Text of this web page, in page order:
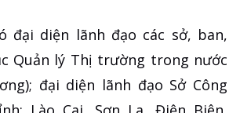
đại diện lãnh đạo các sở, ban,
Quản lý Thị trường trong nước
đại diện lãnh đạo Sở Công